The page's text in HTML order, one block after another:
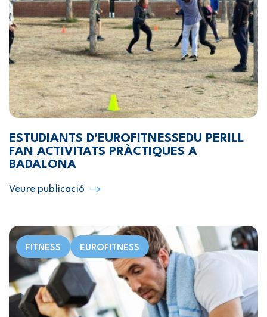
ESTUDIANTS D’EUROFITNESSEDU PERILL
FAN ACTIVITATS PRÀCTIQUES A
BADALONA
Veure publicació
FITNESS EUROFITNESS